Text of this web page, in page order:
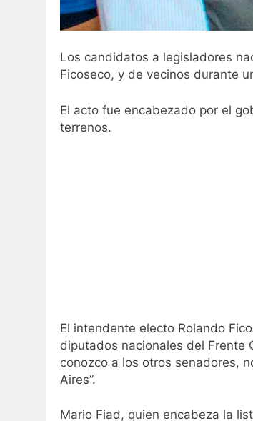
Los candidatos a legisladores
Ficoseco, y de vecinos durante
El acto fue encabezado por el
terrenos.
El intendente electo Rolando
diputados nacionales del Frente
conozco a los otros senadores,
Aires”.
Mario Fiad, quien encabeza la